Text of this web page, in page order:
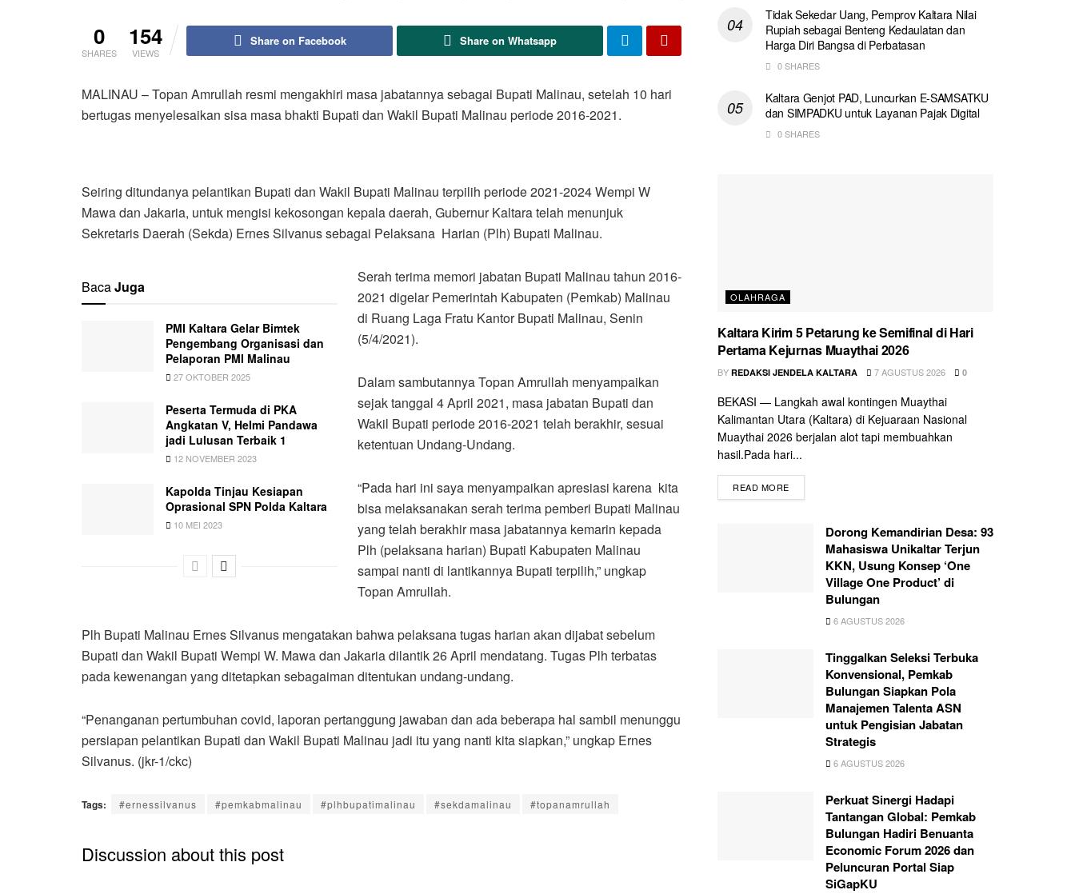
0
SHARES
154
VIEWS
Share on Facebook Share on Whatsapp
MALINAU – Topan Amrullah resmi mengakhiri masa jabatannya sebagai Bupati Malinau, setelah 10 hari
bertugas menyelesaikan sisa masa bhakti Bupati dan Wakil Bupati Malinau periode 2016-2021.
Seiring ditundanya pelantikan Bupati dan Wakil Bupati Malinau terpilih periode 2021-2024 Wempi W
Mawa dan Jakaria, untuk mengisi kekosongan kepala daerah, Gubernur Kaltara telah menunjuk
Sekretaris Daerah (Sekda) Ernes Silvanus sebagai Pelaksana Harian (Plh) Bupati Malinau.
BacaJuga
PMI Kaltara Gelar Bimtek
Pengembang Organisasi dan
Pelaporan PMI Malinau
27 OKTOBER 2025
Peserta Termuda di PKA
Angkatan V, Helmi Pandawa
jadi Lulusan Terbaik 1
12 NOVEMBER 2023
Kapolda Tinjau Kesiapan
Oprasional SPN Polda Kaltara
10 MEI 2023
Serah terima memori jabatan Bupati Malinau tahun 2016-
2021 digelar Pemerintah Kabupaten (Pemkab) Malinau
di Ruang Laga Fratu Kantor Bupati Malinau, Senin
(5/4/2021).
Dalam sambutannya Topan Amrullah menyampaikan
sejak tanggal 4 April 2021, masa jabatan Bupati dan
Wakil Bupati periode 2016-2021 telah berakhir, sesuai
ketentuan Undang-Undang.
“Pada hari ini saya menyampaikan apresiasi karena kita
bisa melaksanakan serah terima pemberi Bupati Malinau
yang telah berakhir masa jabatannya kemarin kepada
Plh (pelaksana harian) Bupati Kabupaten Malinau
sampai nanti di lantikannya Bupati terpilih,” ungkap
Topan Amrullah.
Plh Bupati Malinau Ernes Silvanus mengatakan bahwa pelaksana tugas harian akan dijabat sebelum
Bupati dan Wakil Bupati Wempi W. Mawa dan Jakaria dilantik 26 April mendatang. Tugas Plh terbatas
pada kewenangan yang ditetapkan sebagaiman ditentukan undang-undang.
“Penanganan pertumbuhan covid, laporan pertanggung jawaban dan ada beberapa hal sambil menunggu
persiapan pelantikan Bupati dan Wakil Bupati Malinau jadi itu yang nanti kita siapkan,” ungkap Ernes
Silvanus. (jkr-1/ckc)
Tags: #ernessilvanus #pemkabmalinau #plhbupatimalinau #sekdamalinau #topanamrullah
Discussion about this post
Tidak Sekedar Uang, Pemprov Kaltara Nilai
Rupiah sebagai Benteng Kedaulatan dan
Harga Diri Bangsa di Perbatasan
0 SHARES
Kaltara Genjot PAD, Luncurkan E-SAMSATKU
dan SIMPADKU untuk Layanan Pajak Digital
0 SHARES
OLAHRAGA
Kaltara Kirim 5 Petarung ke Semifinal di Hari
Pertama Kejurnas Muaythai 2026
BY REDAKSI JENDELA KALTARA 7 AGUSTUS 2026 0
BEKASI — Langkah awal kontingen Muaythai
Kalimantan Utara (Kaltara) di Kejuaraan Nasional
Muaythai 2026 berjalan alot tapi membuahkan
hasil.Pada hari...
READ MORE
Dorong Kemandirian Desa: 93
Mahasiswa Unikaltar Terjun
KKN, Usung Konsep ‘One
Village One Product’ di
Bulungan
6 AGUSTUS 2026
Tinggalkan Seleksi Terbuka
Konvensional, Pemkab
Bulungan Siapkan Pola
Manajemen Talenta ASN
untuk Pengisian Jabatan
Strategis
6 AGUSTUS 2026
Perkuat Sinergi Hadapi
Tantangan Global: Pemkab
Bulungan Hadiri Benuanta
Economic Forum 2026 dan
Peluncuran Portal Siap
SiGapKU